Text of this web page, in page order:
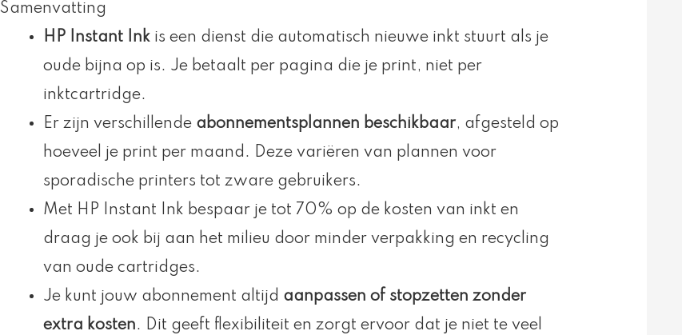
Samenvatting
HP Instant Ink is een dienst die automatisch nieuwe inkt stuurt als je
oude bijna op is. Je betaalt per pagina die je print, niet per
inktcartridge.
Er zijn verschillende abonnementsplannen beschikbaar, afgesteld op
hoeveel je print per maand. Deze variëren van plannen voor
sporadische printers tot zware gebruikers.
Met HP Instant Ink bespaar je tot 70% op de kosten van inkt en
draag je ook bij aan het milieu door minder verpakking en recycling
van oude cartridges.
Je kunt jouw abonnement altijd aanpassen of stopzetten zonder
extra kosten. Dit geeft flexibiliteit en zorgt ervoor dat je niet te veel